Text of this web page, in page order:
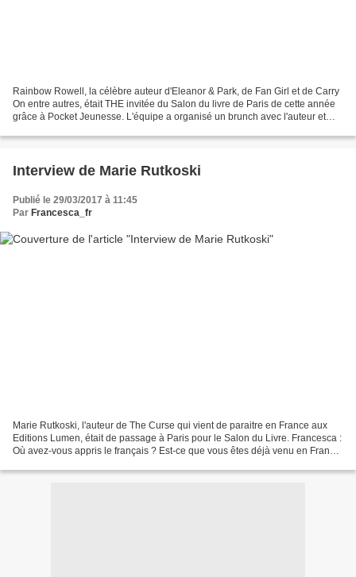
Rainbow Rowell, la célèbre auteur d'Eleanor & Park, de Fan Girl et de Carry
On entre autres, était THE invitée du Salon du livre de Paris de cette année
grâce à Pocket Jeunesse. L'équipe a organisé un brunch avec l'auteur et
Interview de Marie Rutkoski
Publié le 29/03/2017 à 11:45
Par Francesca_fr
Marie Rutkoski, l'auteur de The Curse qui vient de paraitre en France aux
Editions Lumen, était de passage à Paris pour le Salon du Livre. Francesca :
Où avez-vous appris le français ? Est-ce que vous êtes déjà venu en France